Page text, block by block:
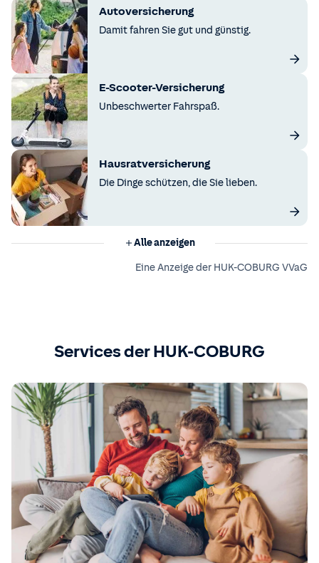
Autoversicherung
Damit fahren Sie gut und günstig.
E-Scooter-Versicherung
Unbeschwerter Fahrspaß.
Hausratversicherung
Die Dinge schützen, die Sie lieben.
Alle anzeigen
Eine Anzeige der HUK-COBURG VVaG
Services der HUK-COBURG